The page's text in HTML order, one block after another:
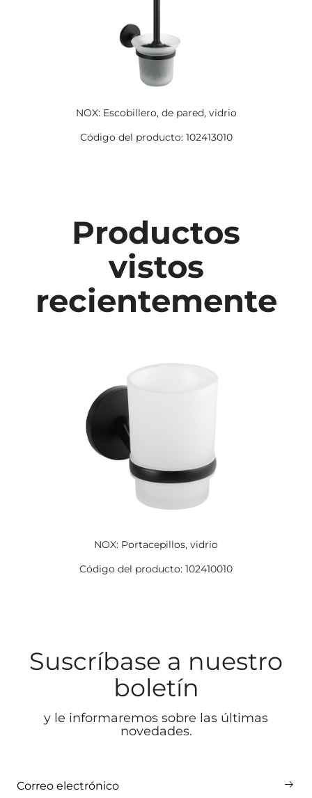
NOX: Escobillero, de pared, vidrio
Código del producto: 102413010
Productos
vistos
recientemente
NOX: Portacepillos, vidrio
Código del producto: 102410010
Suscríbase a nuestro
boletín
y le informaremos sobre las últimas
novedades.